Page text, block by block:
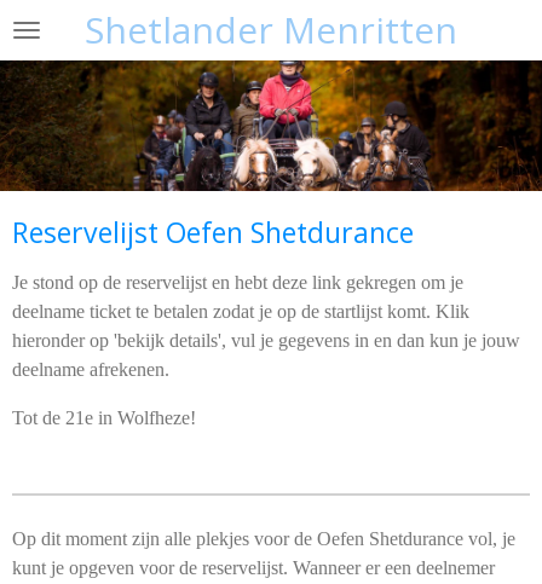
Ga
naar
de
hoofdinhoud
Shetlander Menritten
Reservelijst Oefen Shetdurance
Je stond op de reservelijst en hebt deze link gekregen om je
deelname ticket te betalen zodat je op de startlijst komt. Klik
hieronder op 'bekijk details', vul je gegevens in en dan kun je jouw
deelname afrekenen.
Tot de 21e in Wolfheze!
Op dit moment zijn alle plekjes voor de Oefen Shetdurance vol, je
kunt je opgeven voor de reservelijst. Wanneer er een deelnemer